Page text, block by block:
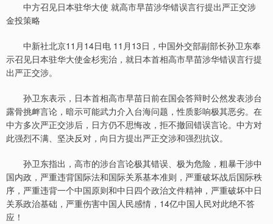
中方召见日本驻华大使 就高市早苗涉华错误言行提出严正交涉
金投策略
中新社北京11月14日电 11月13日，中国外交部副部长孙卫东奉
示召见日本驻华大使金杉宪治，就日本首相高市早苗涉华错误言行提
出严正交涉。
孙卫东表示，日本首相高市早苗日前在国会答辩时公然发表涉台
露骨挑衅言论，暗示可能武力介入台海问题，性质影响极其恶劣。在
中方多次严正交涉后，日方仍不思悔改，拒不撤回错误言论。中方对
此强烈不满、坚决反对，向日方提出严正交涉和强烈抗议。
孙卫东指出，高市的涉台言论极其错误、极为危险，粗暴干涉中
国内政，严重违背国际法和国际关系基本准则，严重破坏战后国际秩
序，严重违背一个中国原则和中日四个政治文件精神，严重破坏中日
关系政治基础，严重伤害中国人民感情，14亿中国人民对此绝不答
应！